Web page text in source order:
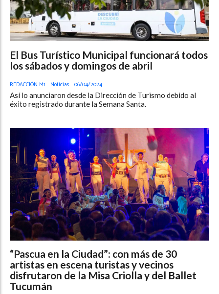
El Bus Turístico Municipal funcionará todos
los sábados y domingos de abril
REDACCIÓN M1 Noticias 06/04/2024
Así lo anunciaron desde la Dirección de Turismo debido al
éxito registrado durante la Semana Santa.
“Pascua en la Ciudad”: con más de 30
artistas en escena turistas y vecinos
disfrutaron de la Misa Criolla y del Ballet
Tucumán